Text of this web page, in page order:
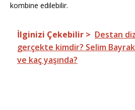
kombine edilebilir.
İlginizi Çekebilir > Destan
gerçekte kimdir? Selim
ve kaç yaşında?